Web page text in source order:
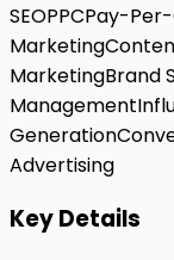
SEOPPCPay-
Marketing
MarketingBrand
Management
Generation
Advertising
Key Details